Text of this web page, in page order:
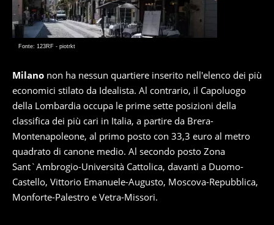
Fonte: 123RF - piotrkt
Milano non ha nessun quartiere inserito nell'elenco dei più
economici stilato da Idealista. Al contrario, il Capoluogo
della Lombardia occupa le prime sette posizioni della
classifica dei più cari in Italia, a partire da Brera-
Montenapoleone, al primo posto con 33,3 euro al metro
quadrato di canone medio. Al secondo posto Zona
Sant`Ambrogio-Università Cattolica, davanti a Duomo-
Castello, Vittorio Emanuele-Augusto, Moscova-Repubblica,
Monforte-Palestro e Vetra-Missori.